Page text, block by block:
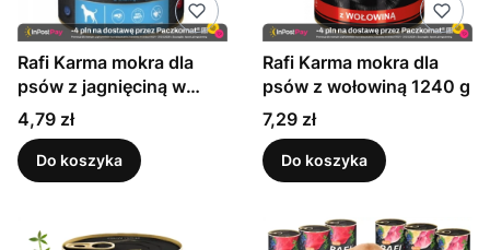
Rafi Karma mokra dla
psów z jagnięciną w
puszce 400 g
Cena
4,79 zł
Do koszyka
Rafi Karma mokra dla
psów z wołowiną 1240 g
Cena
7,29 zł
Do koszyka